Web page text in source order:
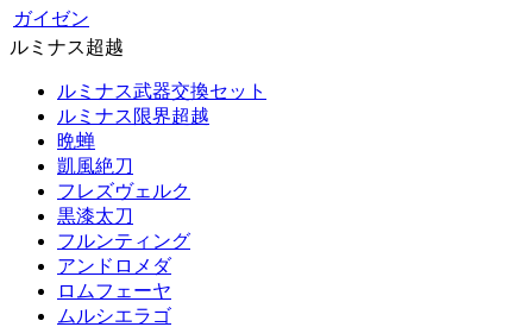
ガイゼン
ルミナス超越
ルミナス武器交換セット
ルミナス限界超越
晩蝉
凱風絶刀
フレズヴェルク
黒漆太刀
フルンティング
アンドロメダ
ロムフェーヤ
ムルシエラゴ